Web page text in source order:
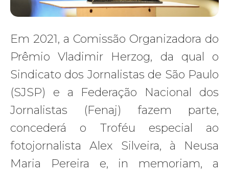
Em 2021, a Comissão Organizadora do
Prêmio Vladimir Herzog, da qual o
Sindicato dos Jornalistas de São Paulo
(SJSP) e a Federação Nacional dos
Jornalistas (Fenaj) fazem parte,
concederá o Troféu especial ao
fotojornalista Alex Silveira, à Neusa
Maria Pereira e, in memoriam, a